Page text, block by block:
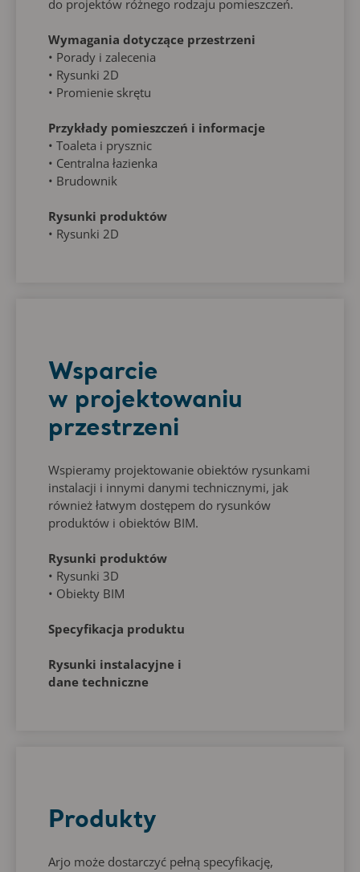
do projektów różnego rodzaju pomieszczeń.
Wymagania dotyczące przestrzeni
• Porady i zalecenia
• Rysunki 2D
• Promienie skrętu
Przykłady pomieszczeń i informacje
• Toaleta i prysznic
• Centralna łazienka
• Brudownik
Rysunki produktów
• Rysunki 2D
Wsparcie
w projektowaniu
przestrzeni
Wspieramy projektowanie obiektów rysunkami
instalacji i innymi danymi technicznymi, jak
również łatwym dostępem do rysunków
produktów i obiektów BIM.
Rysunki produktów
• Rysunki 3D
• Obiekty BIM
Specyfikacja produktu
Rysunki instalacyjne i
dane techniczne
Produkty
Arjo może dostarczyć pełną specyfikację,